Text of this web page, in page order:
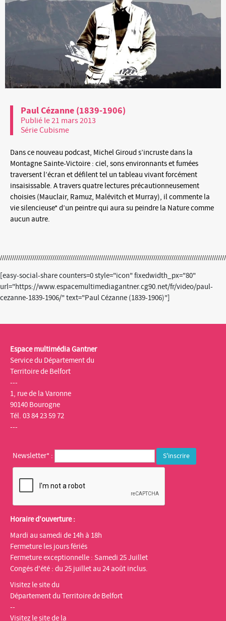
Paul Cézanne (1839-1906)
Publié le 21 mars 2013
Série Cubisme
Dans ce nouveau podcast, Michel Giroud s’incruste dans la
Montagne Sainte-Victoire : ciel, sons environnants et fumées
traversent l’écran et défilent tel un tableau vivant forcément
insaisissable. A travers quatre lectures précautionneusement
choisies (Mauclair, Ramuz, Malévitch et Murray), il commente la
vie silencieuse* d’un peintre qui aura su peindre la Nature comme
aucun autre.
[easy-social-share counters=0 style="icon" fixedwidth_px="80"
url="https://www.espacemultimediagantner.cg90.net/fr/video/paul-
cezanne-1839-1906/" text="Paul Cézanne (1839-1906)"]
Espace multimédia Gantner
Service du Département du
Territoire de Belfort
---
1, rue de la Varonne
90140 Bourogne
Tél. 03 84 23 59 72
---
Newsletter* :
Horaire d’ouverture :
Mardi au samedi de 14h à 18h
Fermeture les jours fériés
Fermeture exceptionnelle : Samedi 25 Juillet
Congés d'été : du 25 juillet au 24 août inclus.
Visitez le site du
Département du Territoire de Belfort
--
Visitez le site de la